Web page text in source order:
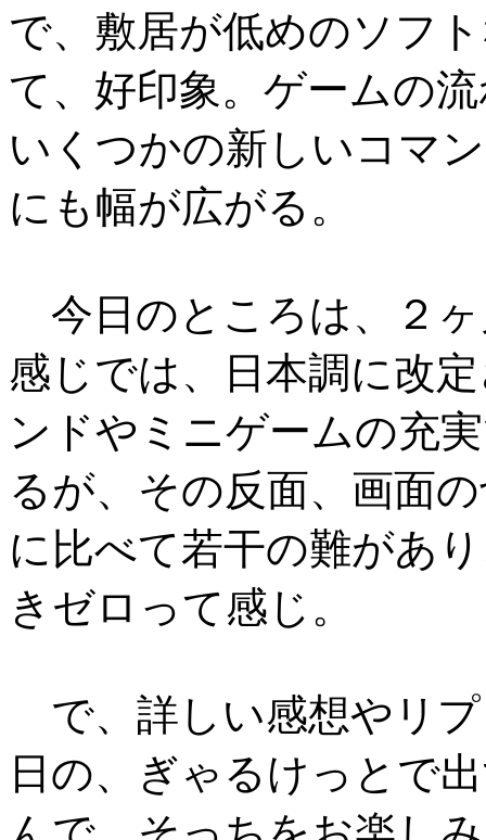
で、敷居が低めのソフ
て、好印象。ゲームの
いくつかの新しいコマ
にも幅が広がる。
今日のところは、２
感じでは、日本調に改
ンドやミニゲームの充
るが、その反面、画面
に比べて若干の難があ
きゼロって感じ。
で、詳しい感想やリ
日の、ぎゃるけっとで